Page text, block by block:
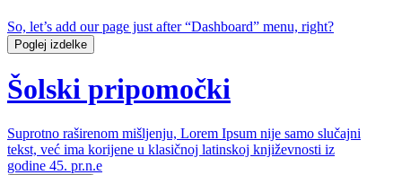
So, let’s add our page just after “Dashboard” menu, right?
Poglej izdelke
Šolski pripomočki
Suprotno raširenom mišljenju, Lorem Ipsum nije samo slučajni
tekst, već ima korijene u klasičnoj latinskoj književnosti iz
godine 45. pr.n.e